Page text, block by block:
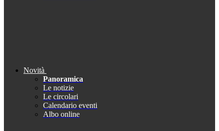
Novità
Panoramica
Le notizie
Le circolari
Calendario eventi
Albo online